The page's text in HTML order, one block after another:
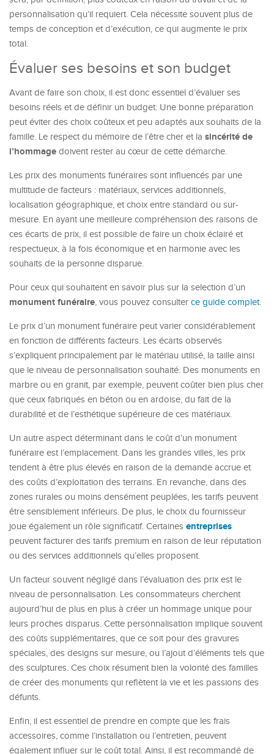
personnalisation qu’il requiert. Cela nécessite souvent plus de
temps de conception et d’exécution, ce qui augmente le prix
total.
Évaluer ses besoins et son budget
Avant de faire son choix, il est donc essentiel d’évaluer ses
besoins réels et de définir un budget. Une bonne préparation
peut éviter des choix coûteux et peu adaptés aux souhaits de la
famille. Le respect du mémoire de l’être cher et la sincérité de
l’hommage doivent rester au cœur de cette démarche.
Les prix des monuments funéraires sont influencés par une
multitude de facteurs : matériaux, services additionnels,
localisation géographique, et choix entre standard ou sur-
mesure. En ayant une meilleure compréhension des raisons de
ces écarts de prix, il est possible de faire un choix éclairé et
respectueux, à la fois économique et en harmonie avec les
souhaits de la personne disparue.
Pour ceux qui souhaitent en savoir plus sur la selection d’un
monument funéraire, vous pouvez consulter ce guide complet.
Le prix d’un monument funéraire peut varier considérablement
en fonction de différents facteurs. Les écarts observés
s’expliquent principalement par le matériau utilisé, la taille ainsi
que le niveau de personnalisation souhaité. Des monuments en
marbre ou en granit, par exemple, peuvent coûter bien plus cher
que ceux fabriqués en béton ou en ardoise, du fait de la
durabilité et de l’esthétique supérieure de ces matériaux.
Un autre aspect déterminant dans le coût d’un monument
funéraire est l’emplacement. Dans les grandes villes, les prix
tendent à être plus élevés en raison de la demande accrue et
des coûts d’exploitation des terrains. En revanche, dans des
zones rurales ou moins densément peuplées, les tarifs peuvent
être sensiblement inférieurs. De plus, le choix du fournisseur
joue également un rôle significatif. Certaines entreprises
peuvent facturer des tarifs premium en raison de leur réputation
ou des services additionnels qu’elles proposent.
Un facteur souvent négligé dans l’évaluation des prix est le
niveau de personnalisation. Les consommateurs cherchent
aujourd’hui de plus en plus à créer un hommage unique pour
leurs proches disparus. Cette personnalisation implique souvent
des coûts supplémentaires, que ce soit pour des gravures
spéciales, des designs sur mesure, ou l’ajout d’éléments tels que
des sculptures. Ces choix résument bien la volonté des familles
de créer des monuments qui reflètent la vie et les passions des
défunts.
Enfin, il est essentiel de prendre en compte que les frais
accessoires, comme l’installation ou l’entretien, peuvent
également influer sur le coût total. Ainsi, il est recommandé de